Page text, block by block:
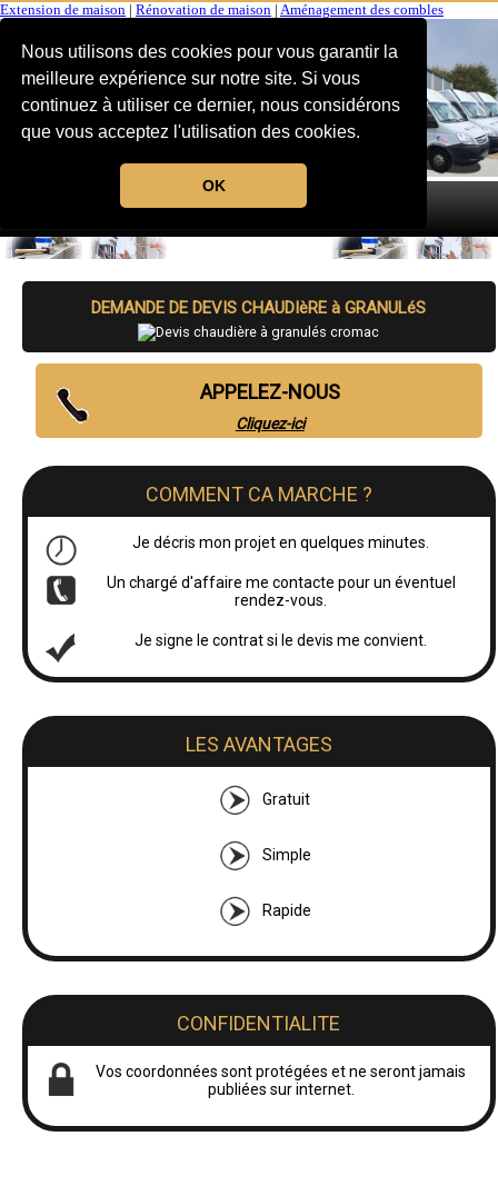
Nous utilisons des cookies pour vous garantir la
meilleure expérience sur notre site. Si vous
continuez à utiliser ce dernier, nous considérons
que vous acceptez l'utilisation des cookies.
OK
Extension de maison Rénovation de maison Aménagement des combles
MENU
DEMANDE DE DEVIS CHAUDIèRE à GRANULéS
APPELEZ-NOUS
Cliquez-ici
COMMENT CA MARCHE ?
Je décris mon projet en quelques minutes.
Un chargé d'affaire me contacte pour un éventuel
rendez-vous.
Je signe le contrat si le devis me convient.
LES AVANTAGES
Gratuit
Simple
Rapide
CONFIDENTIALITE
Vos coordonnées sont protégées et ne seront jamais
publiées sur internet.